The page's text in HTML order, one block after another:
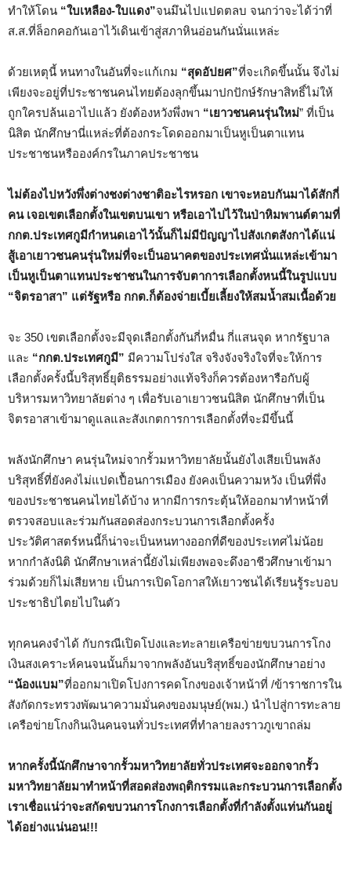
ทำให้โดน “ใบเหลือง-ใบแดง”จนมึนไปแปดตลบ จนกว่าจะได้ว่าที่
ส.ส.ที่ล็อกคอกันเอาไว้เดินเข้าสู่สภาหินอ่อนกันนั่นแหล่ะ
ด้วยเหตุนี้ หนทางในอันที่จะแก้เกม “สุดอัปยศ”ที่จะเกิดขึ้นนั้น จึงไม่
เพียงจะอยู่ที่ประชาชนคนไทยต้องลุกขึ้นมาปกปักษ์รักษาสิทธิ์ไม่ให้
ถูกใครปล้นเอาไปแล้ว ยังต้องหวังพึ่งพา “เยาวชนคนรุ่นใหม่” ที่เป็น
นิสิต นักศึกษานี่แหล่ะที่ต้องกระโดดออกมาเป็นหูเป็นตาแทน
ประชาชนหรือองค์กรในภาคประชาชน
ไม่ต้องไปหวังพึ่งต่างชงต่างชาติอะไรหรอก เขาจะหอบกันมาได้สักกี่
คน เจอเขตเลือกตั้งในเขตบนเขา หรือเอาไปไว้ในป่าหิมพานต์ตามที่
กกต.ประเทศกูมีกำหนดเอาไว้นั้นก็ไม่มีปัญญาไปสังเกตสังกาได้แน่
สู้เอาเยาวชนคนรุ่นใหม่ที่จะเป็นอนาคตของประเทศนั่นแหล่ะเข้ามา
เป็นหูเป็นตาแทนประชาชนในการจับตาการเลือกตั้งหนนี้ในรูปแบบ
“จิตรอาสา” แต่รัฐหรือ กกต.ก็ต้องจ่ายเบี้ยเลี้ยงให้สมน้ำสมเนื้อด้วย
จะ 350 เขตเลือกตั้งจะมีจุดเลือกตั้งกันกี่หมื่น กี่แสนจุด หากรัฐบาล
และ “กกต.ประเทศกูมี” มีความโปร่งใส จริงจังจริงใจที่จะให้การ
เลือกตั้งครั้งนี้บริสุทธิ์ยุติธรรมอย่างแท้จริงก็ควรต้องหารือกับผู้
บริหารมหาวิทยาลัยต่าง ๆ เพื่อรับเอาเยาวชนนิสิต นักศึกษาที่เป็น
จิตรอาสาเข้ามาดูแลและสังเกตการการเลือกตั้งที่จะมีขึ้นนี้
พลังนักศึกษา คนรุ่นใหม่จากรั้วมหาวิทยาลัยนั้นยังไงเสียเป็นพลัง
บริสุทธิ์ที่ยังคงไม่แปดเปื้อนการเมือง ยังคงเป็นความหวัง เป็นที่พึ่ง
ของประชาชนคนไทยได้บ้าง หากมีการกระตุ้นให้ออกมาทำหน้าที่
ตรวจสอบและร่วมกันสอดส่องกระบวนการเลือกตั้งครั้ง
ประวัติศาสตร์หนนี้ก็น่าจะเป็นหนทางออกที่ดีของประเทศไม่น้อย
หากกำลังนิติ นักศึกษาเหล่านี้ยังไม่เพียงพอจะดึงอาชีวศึกษาเข้ามา
ร่วมด้วยก็ไม่เสียหาย เป็นการเปิดโอกาสให้เยาวชนได้เรียนรู้ระบอบ
ประชาธิปไตยไปในตัว
ทุกคนคงจำได้ กับกรณีเปิดโปงและทะลายเครือข่ายขบวนการโกง
เงินสงเคราะห์คนจนนั้นก็มาจากพลังอันบริสุทธิ์ของนักศึกษาอย่าง
“น้องแบม”ที่ออกมาเปิดโปงการคดโกงของเจ้าหน้าที่ /ข้าราชการใน
สังกัดกระทรวงพัฒนาความมั่นคงของมนุษย์(พม.) นำไปสู่การทะลาย
เครือข่ายโกงกินเงินคนจนทั่วประเทศที่ทำลายลงราวภูเขาถล่ม
หากครั้งนี้นักศึกษาจากรั้วมหาวิทยาลัยทั่วประเทศจะออกจากรั้ว
มหาวิทยาลัยมาทำหน้าที่สอดส่องพฤติกรรมและกระบวนการเลือกตั้ง
เราเชื่อแน่ว่าจะสกัดขบวนการโกงการเลือกตั้งที่กำลังตั้งแท่นกันอยู่
ได้อย่างแน่นอน!!!